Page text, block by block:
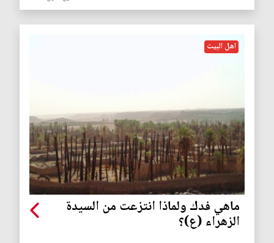
اهل البيت
ماهي فدك ولماذا انتزعت من السيدة
الزهراء (ع)؟